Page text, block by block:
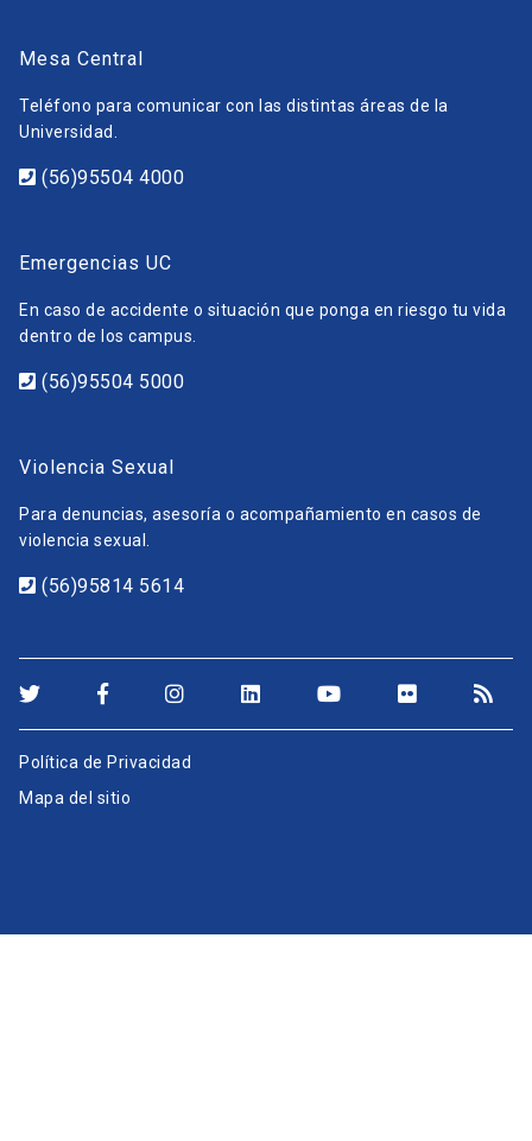
Mesa Central
Teléfono para comunicar con las distintas áreas de la
Universidad.
(56)95504 4000
Emergencias UC
En caso de accidente o situación que ponga en riesgo tu vida
dentro de los campus.
(56)95504 5000
Violencia Sexual
Para denuncias, asesoría o acompañamiento en casos de
violencia sexual.
(56)95814 5614
Política de Privacidad
Mapa del sitio